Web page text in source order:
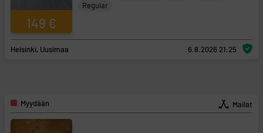
149 €
Regular
Helsinki, Uusimaa 6.8.2026 21:25
Myydään Mailat